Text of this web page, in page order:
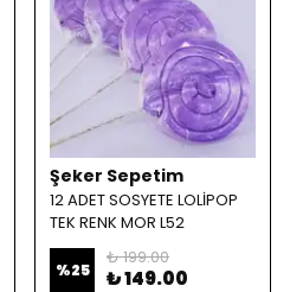
Şeker Sepetim
12 ADET SOSYETE LOLİPOP
TEK RENK MOR L52
%25
₺ 199.00
₺ 149.00